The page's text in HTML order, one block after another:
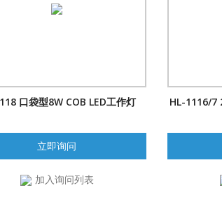
口袋型8W COB LED工作灯
立即询问
加入询问列表
HL-1116/7